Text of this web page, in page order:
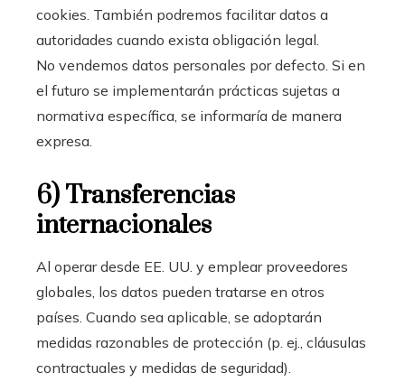
cookies. También podremos facilitar datos a
autoridades cuando exista obligación legal.
No vendemos datos personales por defecto. Si en
el futuro se implementarán prácticas sujetas a
normativa específica, se informaría de manera
expresa.
6) Transferencias
internacionales
Al operar desde EE. UU. y emplear proveedores
globales, los datos pueden tratarse en otros
países. Cuando sea aplicable, se adoptarán
medidas razonables de protección (p. ej., cláusulas
contractuales y medidas de seguridad).